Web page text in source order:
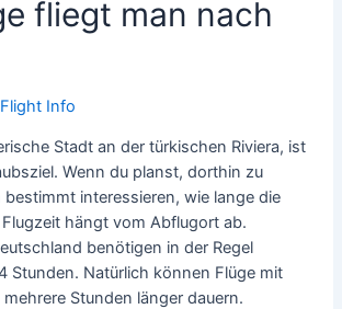
fliegt man nach
Flight Info
Stadt an der türkischen Riviera, ist
Wenn du planst, dorthin zu
interessieren, wie lange die
Flugzeit hängt vom Abflugort ab.
benötigen in der Regel
Stunden. Natürlich können Flüge mit
Stunden länger dauern.